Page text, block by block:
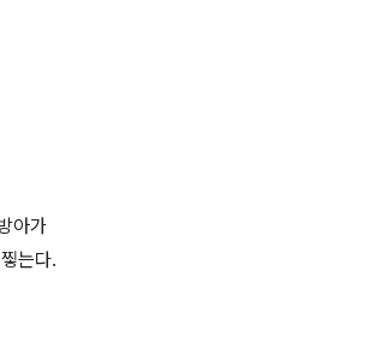
아가
는다.